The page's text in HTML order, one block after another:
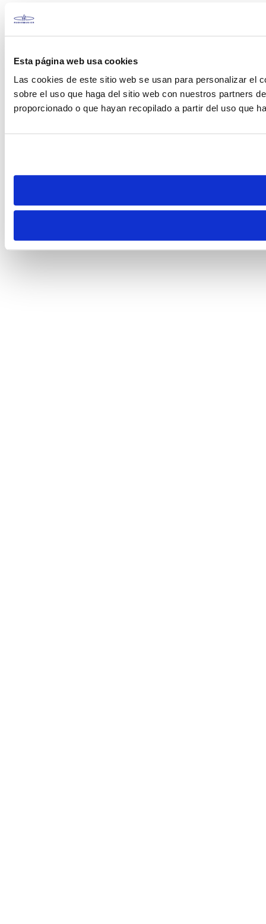
Esta página web usa cookies
Las cookies de este sitio web se usan para personalizar el
sobre el uso que haga del sitio web con nuestros partners
proporcionado o que hayan recopilado a partir del uso que